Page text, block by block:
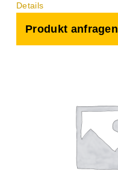
Details
Produkt anfragen